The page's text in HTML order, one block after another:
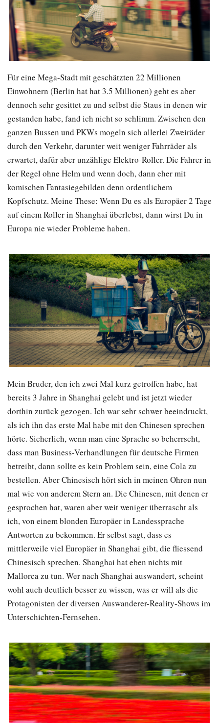
Für eine Mega-Stadt mit geschätzten 22 Millionen
Einwohnern (Berlin hat hat 3.5 Millionen) geht es aber
dennoch sehr gesittet zu und selbst die Staus in denen wir
gestanden habe, fand ich nicht so schlimm. Zwischen den
ganzen Bussen und PKWs mogeln sich allerlei Zweiräder
durch den Verkehr, darunter weit weniger Fahrräder als
erwartet, dafür aber unzählige Elektro-Roller. Die Fahrer in
der Regel ohne Helm und wenn doch, dann eher mit
komischen Fantasiegebilden denn ordentlichem
Kopfschutz. Meine These: Wenn Du es als Europäer 2 Tage
auf einem Roller in Shanghai überlebst, dann wirst Du in
Europa nie wieder Probleme haben.
Mein Bruder, den ich zwei Mal kurz getroffen habe, hat
bereits 3 Jahre in Shanghai gelebt und ist jetzt wieder
dorthin zurück gezogen. Ich war sehr schwer beeindruckt,
als ich ihn das erste Mal habe mit den Chinesen sprechen
hörte. Sicherlich, wenn man eine Sprache so beherrscht,
dass man Business-Verhandlungen für deutsche Firmen
betreibt, dann sollte es kein Problem sein, eine Cola zu
bestellen. Aber Chinesisch hört sich in meinen Ohren nun
mal wie von anderem Stern an. Die Chinesen, mit denen er
gesprochen hat, waren aber weit weniger überrascht als
ich, von einem blonden Europäer in Landessprache
Antworten zu bekommen. Er selbst sagt, dass es
mittlerweile viel Europäer in Shanghai gibt, die fliessend
Chinesisch sprechen. Shanghai hat eben nichts mit
Mallorca zu tun. Wer nach Shanghai auswandert, scheint
wohl auch deutlich besser zu wissen, was er will als die
Protagonisten der diversen Auswanderer-Reality-Shows im
Unterschichten-Fernsehen.